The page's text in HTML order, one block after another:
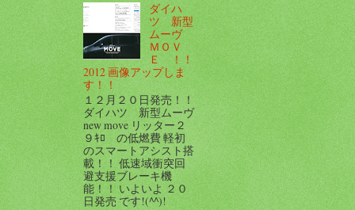
ダイハ
ツ 新型
ムーヴ
ＭＯＶ
Ｅ ！！
2012 画像アップしま
す！！
１２月２０日発売！！
ダイハツ 新型ムーヴ
new move リッター２
９ｷﾛ の低燃費 軽初
のスマートアシスト搭
載！！ 低速域衝突回
避支援ブレーキ機
能！！ いよいよ ２０
日発売 です!(^^)!